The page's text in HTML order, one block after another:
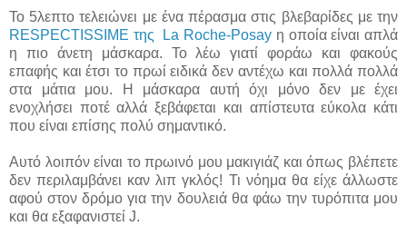
To 5λεπτο τελειώνει με ένα πέρασμα στις βλεβαρίδες με την
RESPECTISSIME της La Roche-Posay η οποία είναι απλά
η πιο άνετη μάσκαρα. Το λέω γιατί φοράω και φακούς
επαφής και έτσι το πρωί ειδικά δεν αντέχω και πολλά πολλά
στα μάτια μου. Η μάσκαρα αυτή όχι μόνο δεν με έχει
ενοχλήσει ποτέ αλλά ξεβάφεται και απίστευτα εύκολα κάτι
που είναι επίσης πολύ σημαντικό.
Αυτό λοιπόν είναι το πρωινό μου μακιγιάζ και όπως βλέπετε
δεν περιλαμβάνει καν λιπ γκλός! Τι νόημα θα είχε άλλωστε
αφού στον δρόμο για την δουλειά θα φάω την τυρόπιτα μου
και θα εξαφανιστεί J.